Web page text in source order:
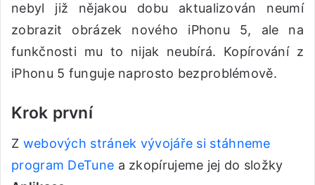
nebyl již nějakou dobu aktualizován neumí
zobrazit obrázek nového iPhonu 5, ale na
funkčnosti mu to nijak neubírá. Kopírování z
iPhonu 5 funguje naprosto bezproblémově.
Krok první
Z webových stránek vývojáře si stáhneme
program DeTune a zkopírujeme jej do složky